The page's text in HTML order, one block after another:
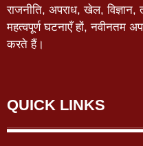
राजनीति, अपराध, खेल,
महत्वपूर्ण घटनाएँ हों, नवीनतम
करते हैं।
QUICK LINKS